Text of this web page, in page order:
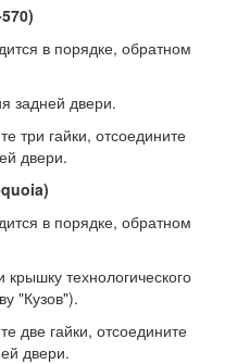
в порядке, обратном
задней двери.
три гайки, отсоедините
двери.
в порядке, обратном
технологического
"Кузов").
две гайки, отсоедините
двери.